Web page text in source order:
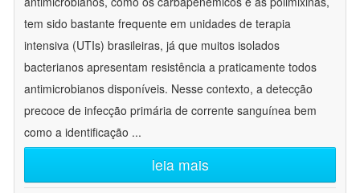
tem sido bastante frequente em unidades de terapia
intensiva (UTIs) brasileiras, já que muitos isolados
bacterianos apresentam resistência a praticamente todos
antimicrobianos disponíveis. Nesse contexto, a detecção
precoce de infecção primária de corrente sanguínea bem
como a identificação ...
leia mais